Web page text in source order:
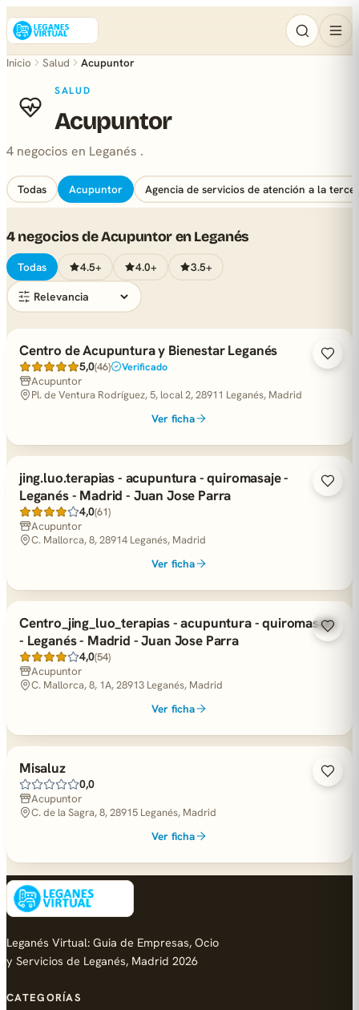
Inicio Salud Acupuntor
SALUD
Acupuntor
4 negocios en Leganés .
Todas Acupuntor Agencia de servicios de atención a la
4 negocios de Acupuntor en Leganés
Todas 4.5+ 4.0+ 3.5+
Centro de Acupuntura y Bienestar Leganés
5,0(46) Verificado
Acupuntor
Pl. de Ventura Rodríguez, 5, local 2, 28911 Leganés, Madrid
Ver ficha
jing.luo.terapias - acupuntura - quiromasaje -
Leganés - Madrid - Juan Jose Parra
4,0(61)
Acupuntor
C. Mallorca, 8, 28914 Leganés, Madrid
Ver ficha
Centro_jing_luo_terapias - acupuntura - quiromasaje
- Leganés - Madrid - Juan Jose Parra
4,0(54)
Acupuntor
C. Mallorca, 8, 1A, 28913 Leganés, Madrid
Ver ficha
Misaluz
0,0
Acupuntor
C. de la Sagra, 8, 28915 Leganés, Madrid
Ver ficha
Leganés Virtual: Guia de Empresas, Ocio
y Servicios de Leganés, Madrid 2026
CATEGORÍAS